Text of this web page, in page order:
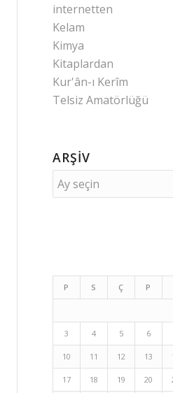
internetten
Kelam
Kimya
Kitaplardan
Kur'ân-ı Kerîm
Telsiz Amatörlüğü
ARŞIV
P S Ç P
3 4 5 6
10 11 12 13
17 18 19 20